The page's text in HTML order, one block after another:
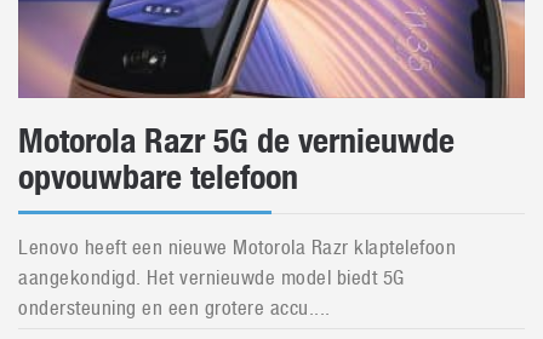
Motorola Razr 5G de vernieuwde
opvouwbare telefoon
Lenovo heeft een nieuwe Motorola Razr klaptelefoon
aangekondigd. Het vernieuwde model biedt 5G
ondersteuning en een grotere accu....